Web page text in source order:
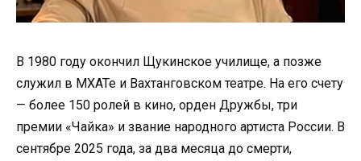
В 1980 году окончил Щукинское училище, а позже
служил в МХАТе и Вахтанговском театре. На его счету
— более 150 ролей в кино, орден Дружбы, три
премии «Чайка» и звание народного артиста России. В
сентябре 2025 года, за два месяца до смерти,